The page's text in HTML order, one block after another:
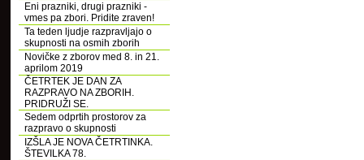
Eni prazniki, drugi prazniki -
vmes pa zbori. Pridite zraven!
Ta teden ljudje razpravljajo o
skupnosti na osmih zborih
Novičke z zborov med 8. in 21.
aprilom 2019
ČETRTEK JE DAN ZA
RAZPRAVO NA ZBORIH.
PRIDRUŽI SE.
Sedem odprtih prostorov za
razpravo o skupnosti
IZŠLA JE NOVA ČETRTINKA.
ŠTEVILKA 78.